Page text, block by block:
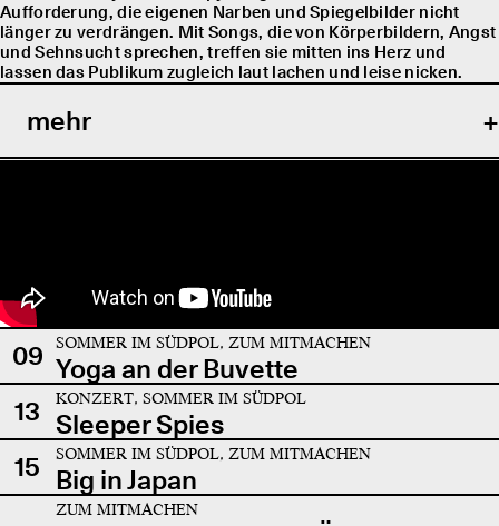
Aufforderung, die eigenen Narben und Spiegelbilder nicht
länger zu verdrängen. Mit Songs, die von Körperbildern, Angst
und Sehnsucht sprechen, treffen sie mitten ins Herz und
lassen das Publikum zugleich laut lachen und leise nicken.
mehr
09 SOMMER IM SÜDPOL, ZUM MITMACHEN
Yoga an der Buvette
13
KONZERT, SOMMER IM SÜDPOL
Sleeper Spies
15
SOMMER IM SÜDPOL, ZUM MITMACHEN
Big in Japan
ZUM MITMACHEN